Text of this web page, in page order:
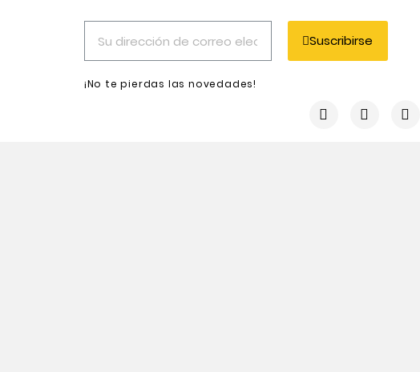
Suscribirse
¡No te pierdas las novedades!